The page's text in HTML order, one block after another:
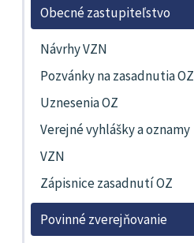
Obecné zastupiteľstvo
Návrhy VZN
Pozvánky na zasadnutia OZ
Uznesenia OZ
Verejné vyhlášky a oznamy
VZN
Zápisnice zasadnutí OZ
Povinné zverejňovanie